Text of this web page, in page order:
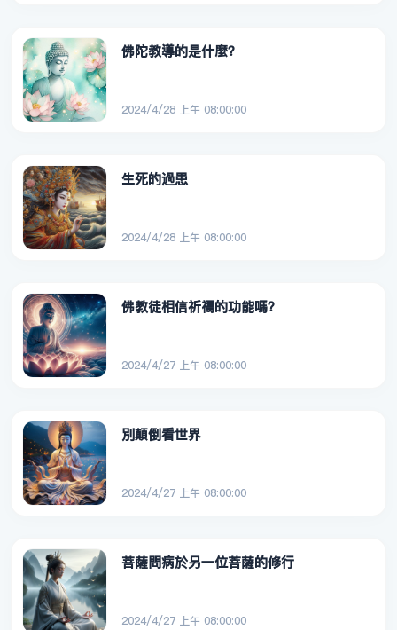
佛陀教導的是什麼？
2024/4/28 上午 08:00:00
生死的過患
2024/4/28 上午 08:00:00
佛教徒相信祈禱的功能嗎？
2024/4/27 上午 08:00:00
別顛倒看世界
2024/4/27 上午 08:00:00
菩薩問病於另一位菩薩的修行
2024/4/27 上午 08:00:00